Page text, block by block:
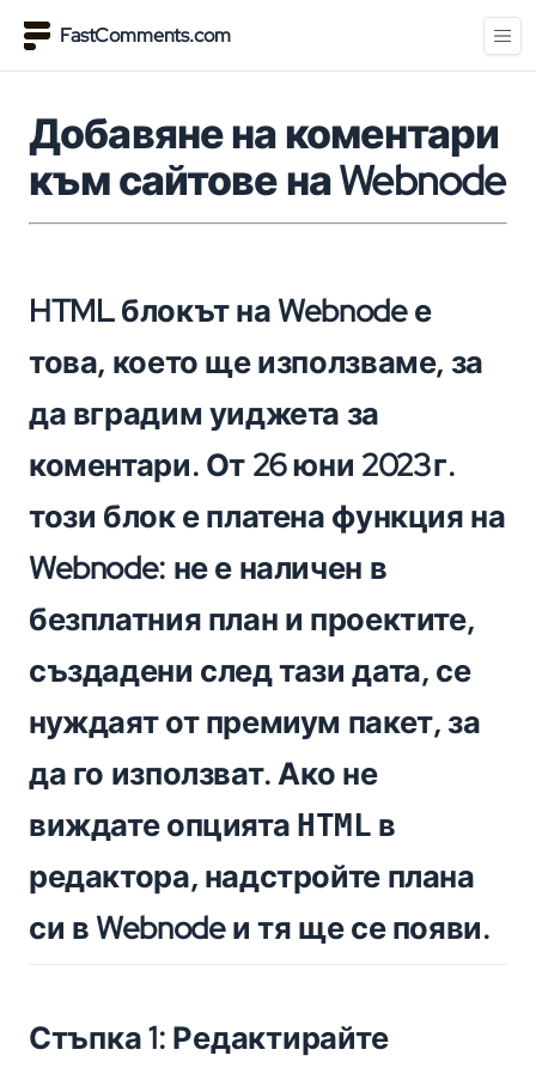
FastComments.com
Добавяне на коментари
към сайтове на Webnode
HTML блокът на Webnode е
това, което ще използваме, за
да вградим уиджета за
коментари. От 26 юни 2023 г.
този блок е платена функция на
Webnode: не е наличен в
безплатния план и проектите,
създадени след тази дата, се
нуждаят от премиум пакет, за
да го използват. Ако не
виждате опцията HTML в
редактора, надстройте плана
си в Webnode и тя ще се появи.
Стъпка 1: Редактирайте